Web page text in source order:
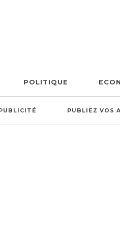
POLITIQUE
PUBLIEZ VOS